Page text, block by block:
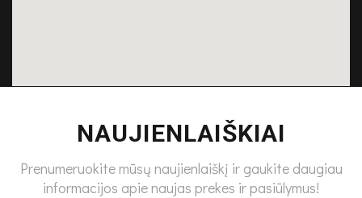
NAUJIENLAIŠKIAI
Prenumeruokite mūsų naujienlaiškį ir gaukite daugiau
informacijos apie naujas prekes ir pasiūlymus!